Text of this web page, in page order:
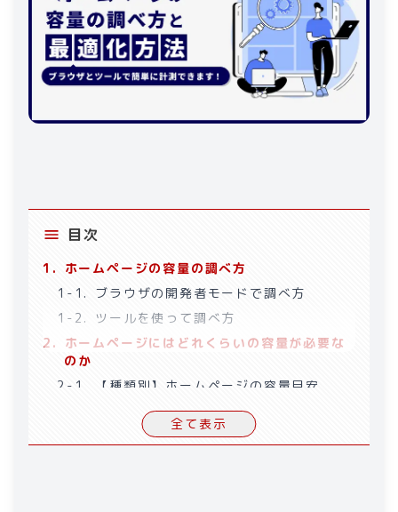
目次
1 .
ホームページの容量の調べ方
1-1.
ブラウザの開発者モードで調べ方
1-2 .
ツールを使って調べ方
2 .
ホームページにはどれくらいの容量が必要な
のか
2-1
【種類別】ホームページの容量目安
容量の影響を受ける要素
ホームページの容量を最適にするには
全て表示